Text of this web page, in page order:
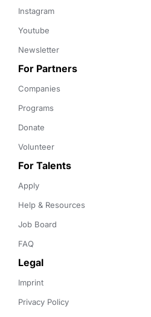
Instagram
Youtube
Newsletter
For Partners
Companies
Programs
Donate
Volunteer
For Talents
Apply
Help & Resources
Job Board
FAQ
Legal
Imprint
Privacy Policy